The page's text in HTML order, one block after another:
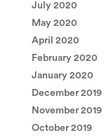
July 2020
May 2020
April 2020
February 2020
January 2020
December 2019
November 2019
October 2019